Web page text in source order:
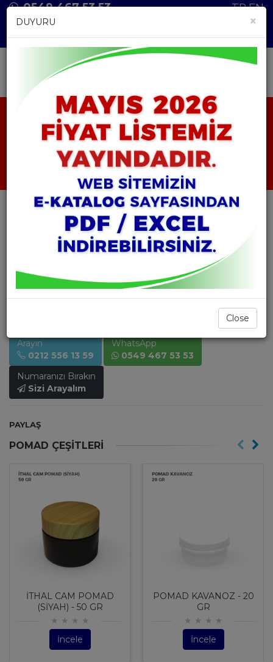
0549 467 53 53 TREN
ANASAYFA ÜRÜNLER
POMAD ÇEŞİTLERİ
YALDIZLI POMAD - 300 GR
YALDIZLI POMAD - 300 GR
YALDIZLI POMAD - 300 GR
YALDIZLI
300 GR
Arayın
0212 556 13 59
WhatsApp
0549 467 53 53
Numaranızı Bırakın
Sizi Arayalım
PAYLAŞ
POMAD ÇEŞİTLERİ
İTHAL CAM POMAD
(SİYAH) - 50 GR
İncele
POMAD KAVANOZ - 20
GR
İncele
×
DUYURU
Close